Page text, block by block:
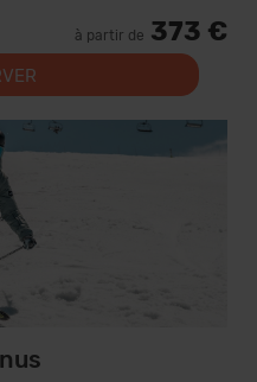
à partir de 373 €